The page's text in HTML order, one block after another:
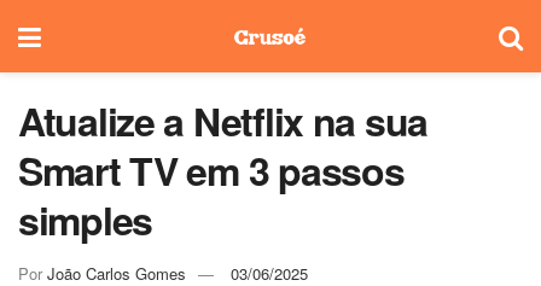
Atualize a Netflix na sua
Smart TV em 3 passos
simples
Por João Carlos Gomes 03/06/2025